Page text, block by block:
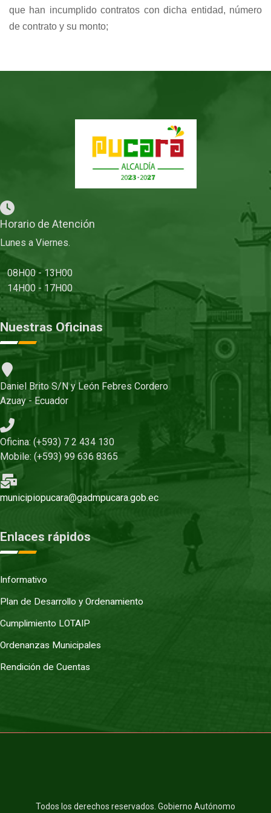
que han incumplido contratos con dicha entidad, número
de contrato y su monto;
Horario de Atención
Lunes a Viernes.
08H00 - 13H00
14H00 - 17H00
Nuestras Oficinas
Daniel Brito S/N y León Febres Cordero
Azuay - Ecuador
Oficina: (+593) 7 2 434 130
Mobile: (+593) 99 636 8365
municipiopucara@gadmpucara.gob.ec
Enlaces rápidos
Informativo
Plan de Desarrollo y Ordenamiento
Cumplimiento LOTAIP
Ordenanzas Municipales
Rendición de Cuentas
Todos los derechos reservados. Gobierno Autónomo